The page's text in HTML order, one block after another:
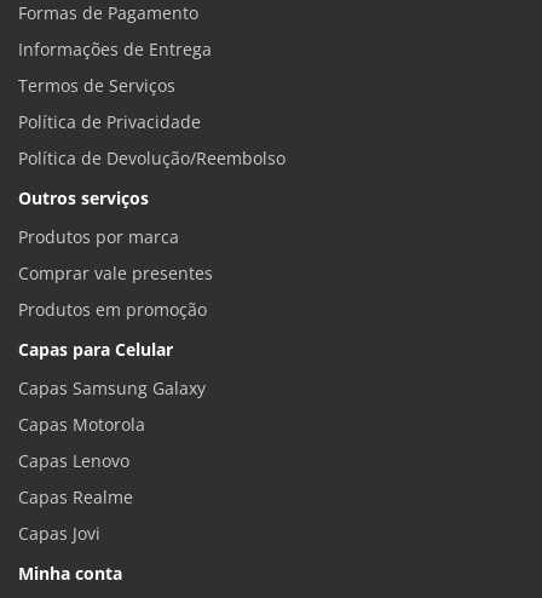
Formas de Pagamento
Informações de Entrega
Termos de Serviços
Política de Privacidade
Política de Devolução/Reembolso
Outros serviços
Produtos por marca
Comprar vale presentes
Produtos em promoção
Capas para Celular
Capas Samsung Galaxy
Capas Motorola
Capas Lenovo
Capas Realme
Capas Jovi
Minha conta